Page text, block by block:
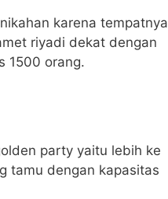
karena tempatnya
riyadi dekat dengan
1500 orang.
party yaitu lebih ke
tamu dengan kapasitas